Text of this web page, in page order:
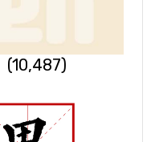
(10,487)